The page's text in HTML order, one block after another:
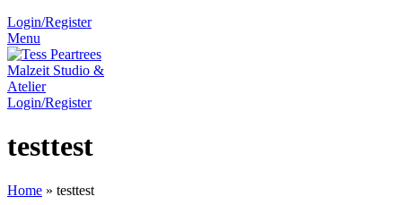
Login/Register
Menu
Login/Register
testtest
Home » testtest